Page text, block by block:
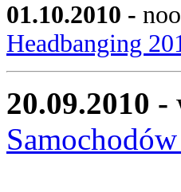
01.10.2010 -
Headbanging
20.09.2010 -